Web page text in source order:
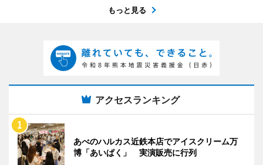
もっと見る
アクセスランキング
あべのハルカス近鉄本店でアイスクリーム万
博「あいぱく」 実演販売に行列